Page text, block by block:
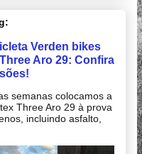
Verden bikes
Aro 29: Confira
semanas colocamos a
Three Aro 29 à prova
incluindo asfalto,